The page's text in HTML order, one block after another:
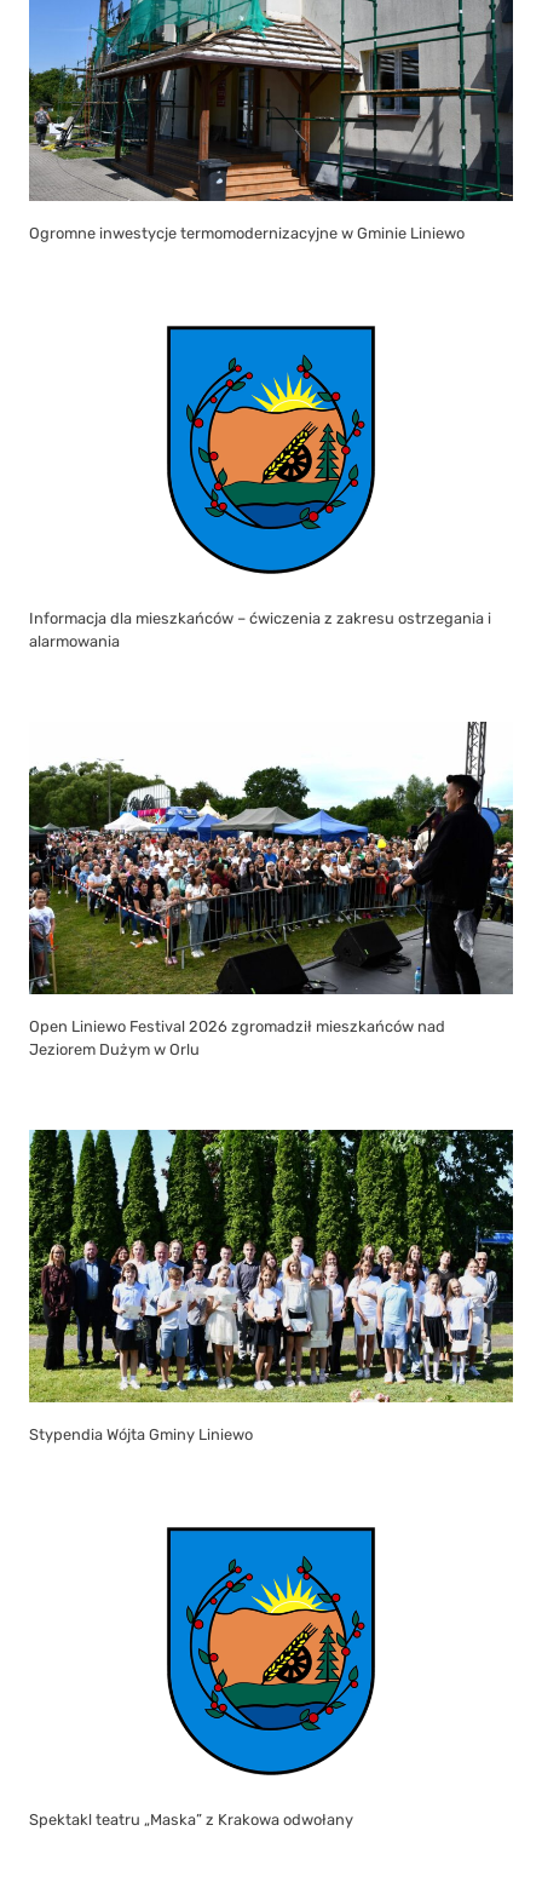
Ogromne inwestycje termomodernizacyjne w Gminie Liniewo
Informacja dla mieszkańców – ćwiczenia z zakresu ostrzegania i
alarmowania
Open Liniewo Festival 2026 zgromadził mieszkańców nad
Jeziorem Dużym w Orlu
Stypendia Wójta Gminy Liniewo
Spektakl teatru „Maska” z Krakowa odwołany